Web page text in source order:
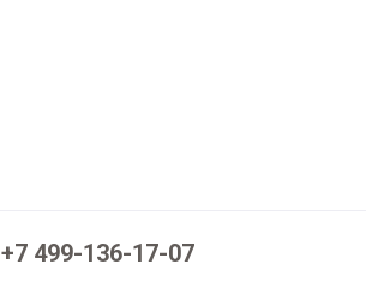
+7 499-136-17-07